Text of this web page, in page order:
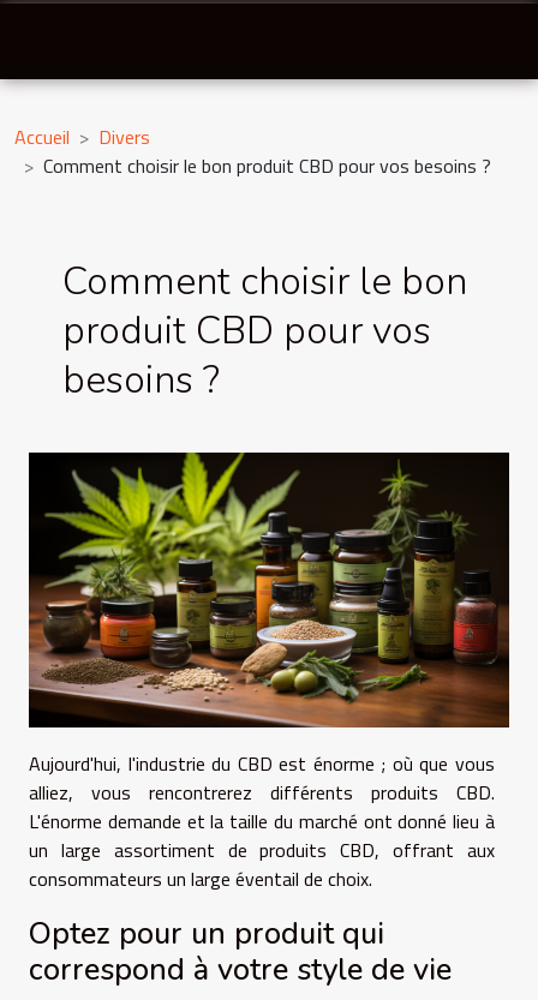
Accueil
Divers
Comment choisir le bon produit CBD pour vos besoins ?
Comment choisir le bon
produit CBD pour vos
besoins ?
Aujourd'hui, l'industrie du CBD est énorme ; où que vous
alliez, vous rencontrerez différents produits CBD.
L'énorme demande et la taille du marché ont donné lieu à
un large assortiment de produits CBD, offrant aux
consommateurs un large éventail de choix.
Optez pour un produit qui
correspond à votre style de vie